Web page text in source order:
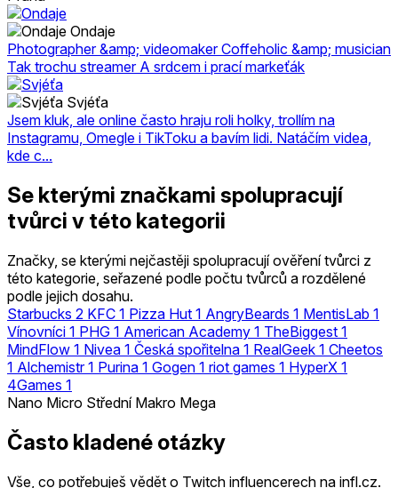
Ondaje
Photographer &amp; videomaker Coffeholic &amp; musician
Tak trochu streamer A srdcem i prací markeťák
Svjéťa
Jsem kluk, ale online často hraju roli holky, trollím na
Instagramu, Omegle i TikToku a bavím lidi. Natáčím videa,
kde c...
Se kterými značkami spolupracují
tvůrci v této kategorii
Značky, se kterými nejčastěji spolupracují ověření tvůrci z
této kategorie, seřazené podle počtu tvůrců a rozdělené
podle jejich dosahu.
Starbucks 2 KFC 1 Pizza Hut 1 AngryBeards 1 MentisLab 1
Vínovníci 1 PHG 1 American Academy 1 TheBiggest 1
MindFlow 1 Nivea 1 Česká spořitelna 1 RealGeek 1 Cheetos
1 Alchemistr 1 Purina 1 Gogen 1 riot games 1 HyperX 1
4Games 1
Nano Micro Střední Makro Mega
Často kladené otázky
Vše, co potřebuješ vědět o Twitch influencerech na infl.cz.